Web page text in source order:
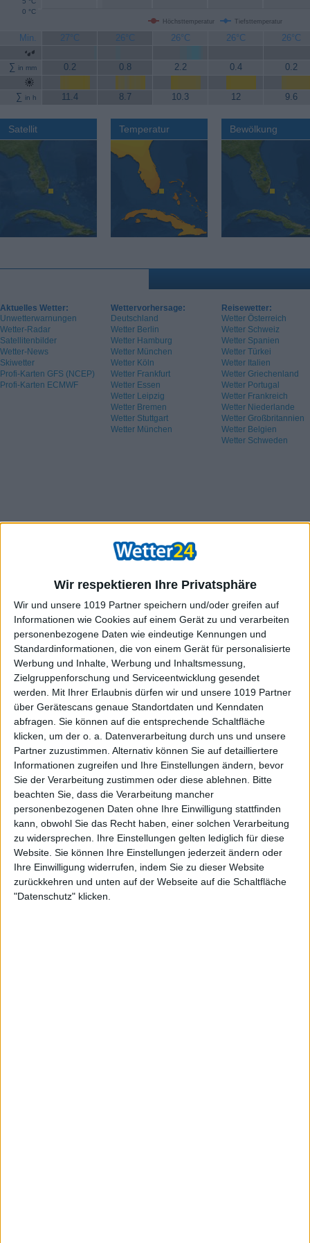
Wir respektieren Ihre Privatsphäre
Wir und unsere 1019 Partner speichern und/oder greifen auf
Informationen wie Cookies auf einem Gerät zu und verarbeiten
personenbezogene Daten wie eindeutige Kennungen und
Standardinformationen, die von einem Gerät für personalisierte
Werbung und Inhalte, Werbung und Inhaltsmessung,
Zielgruppenforschung und Serviceentwicklung gesendet
werden.
Mit Ihrer Erlaubnis dürfen wir und unsere 1019 Partner
über Gerätescans genaue Standortdaten und Kenndaten
abfragen. Sie können auf die entsprechende Schaltfläche
klicken, um der o. a. Datenverarbeitung durch uns und unsere
Partner zuzustimmen. Alternativ können Sie auf detailliertere
Informationen zugreifen und Ihre Einstellungen ändern, bevor
Sie der Verarbeitung zustimmen oder diese ablehnen.
Bitte
beachten Sie, dass die Verarbeitung mancher
personenbezogenen Daten ohne Ihre Einwilligung stattfinden
kann, obwohl Sie das Recht haben, einer solchen Verarbeitung
zu widersprechen. Ihre Einstellungen gelten lediglich für diese
Website. Sie können Ihre Einstellungen jederzeit ändern oder
Ihre Einwilligung widerrufen, indem Sie zu dieser Website
zurückkehren und unten auf der Webseite auf die Schaltfläche
"Datenschutz" klicken.
Höchsttemperatur Tiefsttemperatur
0 °C
Min. 27°C 26°C 26°C 26°C 26°C
∑ in mm 0.2 0.8 2.2 0.4 0.2
∑ in h 11.4 8.7 10.3 12 9.6
Satellit Temperatur Bewölkung
Aktuelles Wetter:
Unwetterwarnungen
Wetter-Radar
Satellitenbilder
Wetter-News
Skiwetter
Profi-Karten GFS (NCEP)
Profi-Karten ECMWF
Wettervorhersage:
Deutschland
Wetter Berlin
Wetter Hamburg
Wetter München
Wetter Köln
Wetter Frankfurt
Wetter Essen
Wetter Leipzig
Wetter Bremen
Wetter Stuttgart
Wetter München
Reisewetter:
Wetter Österreich
Wetter Schweiz
Wetter Spanien
Wetter Türkei
Wetter Italien
Wetter Griechenland
Wetter Portugal
Wetter Frankreich
Wetter Niederlande
Wetter Großbritannien
Wetter Belgien
Wetter Schweden